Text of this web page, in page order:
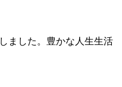
ました。豊かな人生生活